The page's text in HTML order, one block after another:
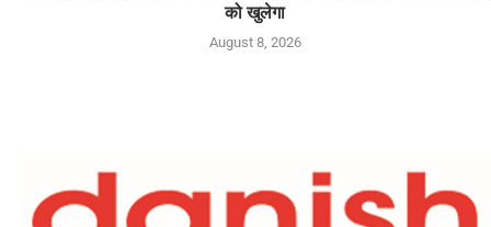
को खुलेगा
August 8, 2026